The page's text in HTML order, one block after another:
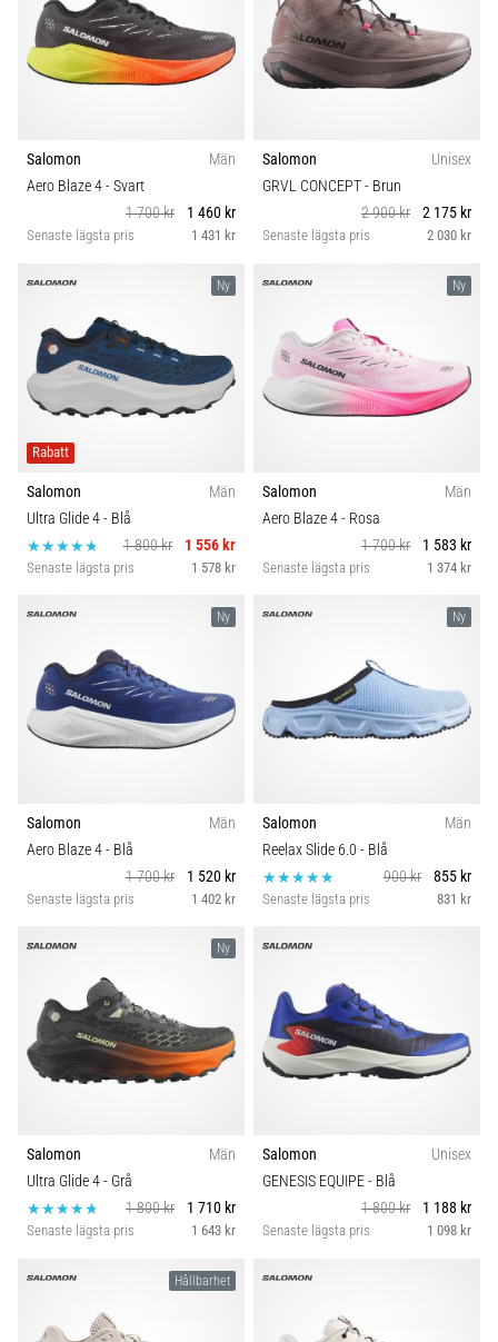
Salomon
Män
Aero Blaze 4- Svart
1 700 kr
1 460 kr
Senaste lägsta pris 1 431 kr
Salomon
Unisex
GRVL CONCEPT- Brun
2 900 kr
2 175 kr
Senaste lägsta pris 2 030 kr
Ny
Rabatt
Salomon
Män
Ultra Glide 4- Blå
1 800 kr
1 556 kr
Senaste lägsta pris 1 578 kr
Ny
Salomon
Män
Aero Blaze 4- Rosa
1 700 kr
1 583 kr
Senaste lägsta pris 1 374 kr
Ny
Salomon
Män
Aero Blaze 4- Blå
1 700 kr
1 520 kr
Senaste lägsta pris 1 402 kr
Ny
Salomon
Män
Reelax Slide 6.0 - Blå
900 kr
855 kr
Senaste lägsta pris 831 kr
Ny
Salomon
Män
Ultra Glide 4- Grå
1 800 kr
1 710 kr
Senaste lägsta pris 1 643 kr
Salomon
Unisex
GENESIS EQUIPE- Blå
1 800 kr
1 188 kr
Senaste lägsta pris 1 098 kr
Hållbarhet